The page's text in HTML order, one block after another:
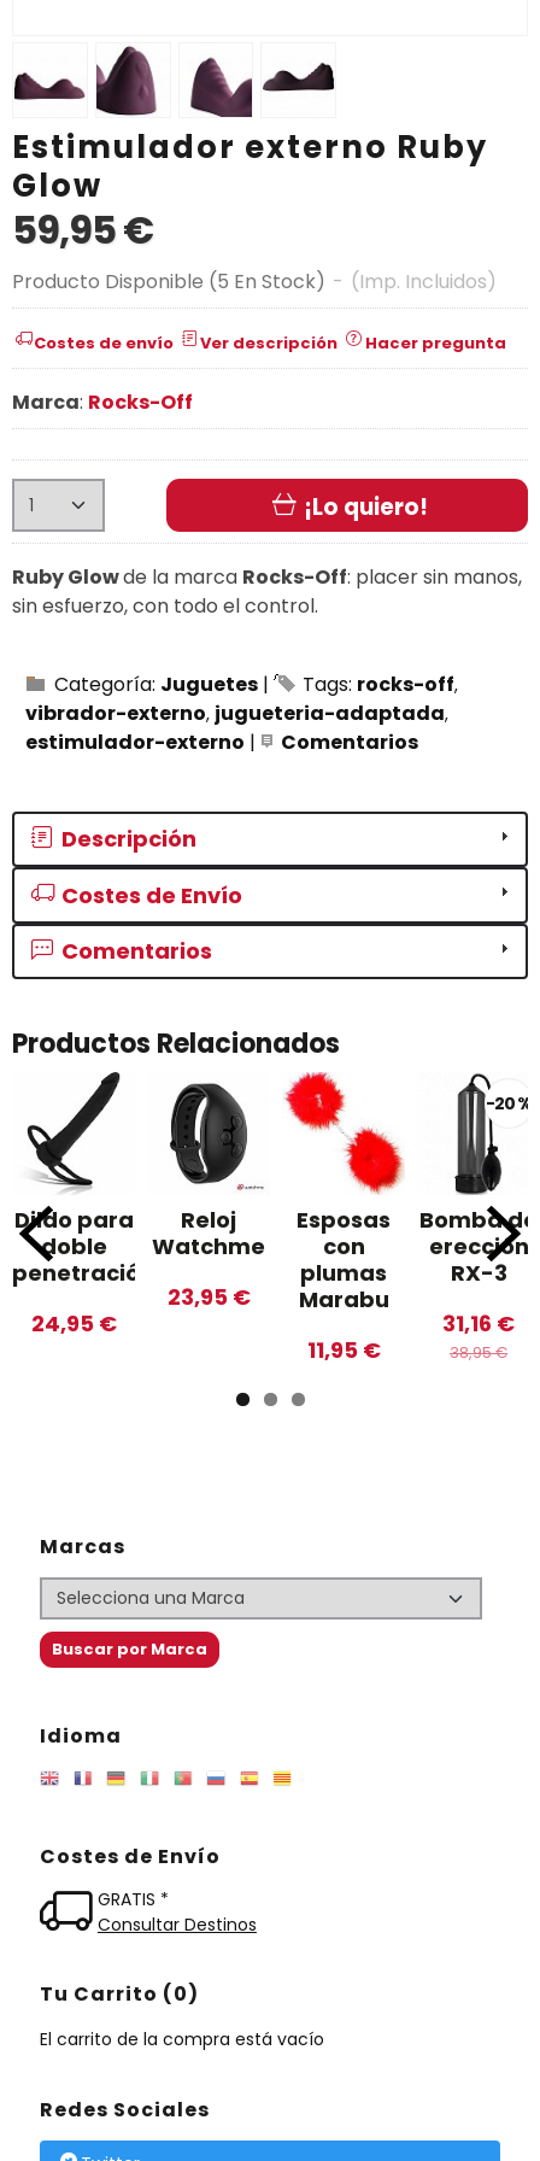
Marcas
Idioma
Costes de Envío
GRATIS *
Consultar Destinos
Tu Carrito (0)
El carrito de la compra está vacío
Redes Sociales
Estimulador externo Ruby
Glow
59,95 €
Producto Disponible (5 En Stock) - (Imp. Incluidos)
Costes de envío Ver descripción Hacer pregunta
Marca: Rocks-Off
¡Lo quiero!
Ruby Glowde la marca Rocks-Off: placer sin manos,
sin esfuerzo, con todo el control.
Categoría: Juguetes | Tags: rocks-off
vibrador-externo jugueteria-adaptada
estimulador-externo | Comentarios
Descripción
Costes de Envío
Comentarios
Productos Relacionados
Dildo para
doble
penetración
24,95 €
Reloj
Watchme
23,95 €
Esposas
con
plumas
Marabu
11,95 €
-20 %
Bomba de
erección
RX-3
31,16 €
38,95 €